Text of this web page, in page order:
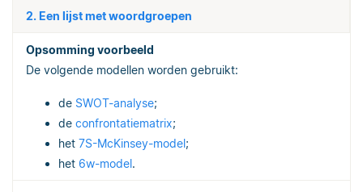
2. Een lijst met woordgroepen
De volgende modellen worden gebruikt:
de SWOT-analyse;
de confrontatiematrix;
het 7S-McKinsey-model;
het 6w-model.